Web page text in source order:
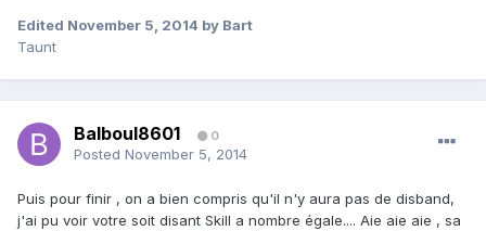
Edited November 5, 2014 by Bart
Taunt
Balboul8601 0
Posted November 5, 2014
Puis pour finir , on a bien compris qu'il n'y aura pas de disband,
j'ai pu voir votre soit disant Skill a nombre égale.... Aie aie aie , sa